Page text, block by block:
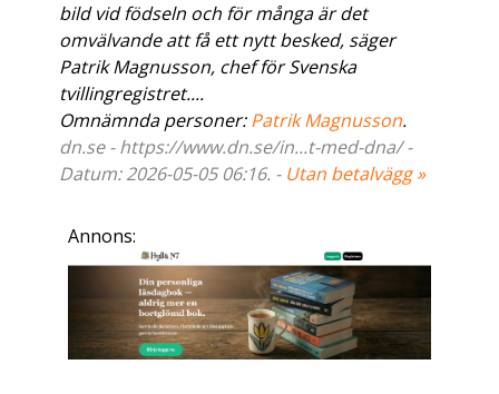
bild vid födseln och för många är det
omvälvande att få ett nytt besked, säger
Patrik Magnusson, chef för Svenska
tvillingregistret....
Omnämnda personer:Patrik Magnusson.
dn.se - https://www.dn.se/in...t-med-dna/ -
Datum: 2026-05-05 06:16. - Utan betalvägg »
Annons: